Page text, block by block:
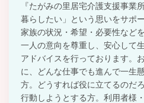
『たがみの里居宅介護支援事業
暮らしたい」という思いをサポ
家族の状況・希望・必要性など
一人の意向を尊重し、安心して
アドバイスを行っております。
に、どんな仕事でも進んで一生
方。どうすれば役に立てるのだ
行動しようとする方。利用者様